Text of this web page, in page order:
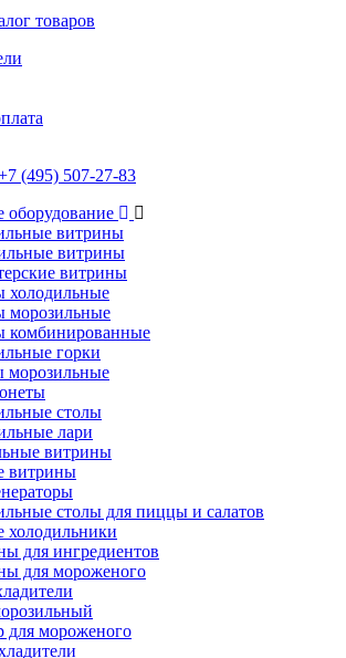
товаров
(495) 507-27-83
оборудование
витрины
витрины
витрины
горки
морозильные
столы
лари
витрины
витрины
столы для пиццы и салатов
холодильники
для ингредиентов
для мороженого
для мороженого